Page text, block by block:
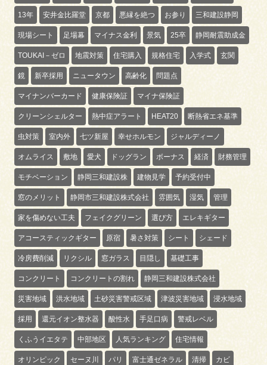
13年 安井金比羅堂 京都 悪縁を絶つ お参り 三和建設静岡
現場シート 足場幕 マイナス金利 景気 25卒 静岡耐震助成金
TOUKAI－ゼロ 地震対策 住宅購入 規格住宅 入学式 玄関
鏡 新卒採用 ニュータウン 高齢化 問題点
マイナンバーカード 健康保険証 マイナ保険証
クリーンシェルター 熱中症アラート HEAT20 断熱省エネ基準
虫対策 室内外 七ツ新屋 幸せホルモン ジャルディーノ
オムライス 敷地 愛犬 ドッグラン ボーナス 経済 財務管理
モチベーション 静岡三和建設株 建物見学 予約受付中
窓のメリット 静岡市三和建設株式会社 雰囲気 湿気 管理
家を傷めない工夫 フェイクグリーン 選び方 エレキギター
アコースティックギター 原宿 暑さ対策 シート シェード
冷房費削減 リクシル 窓ガラス 目隠し 基礎工事
コンクリート コンクリートの割れ 静岡三和建設株式会社
災害地域 洪水地域 土砂災害警戒区域 津波災害地域 浸水地域
採用 還元イオン整水器 酸性水 手足口病 警戒レベル
くふうイエタテ 中部地区 人気ランキング 住宅情報
オリンピック セーヌ川 パリ 富士通ゼネラル 清掃 カビ